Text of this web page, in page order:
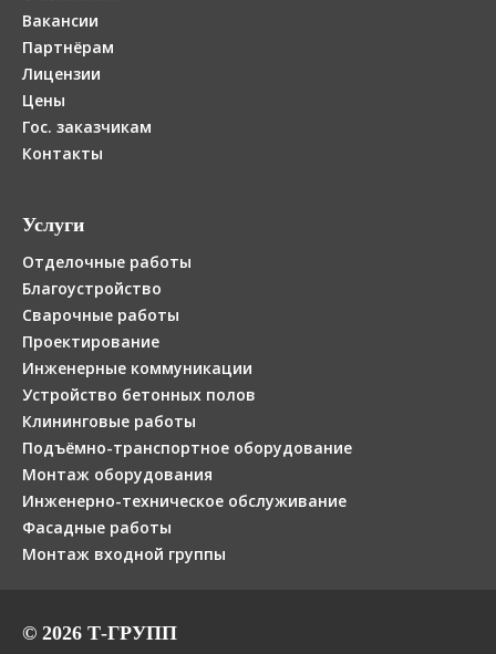
Вакансии
Партнёрам
Лицензии
Цены
Гос. заказчикам
Контакты
Услуги
Отделочные работы
Благоустройство
Сварочные работы
Проектирование
Инженерные коммуникации
Устройство бетонных полов
Клининговые работы
Подъёмно-транспортное оборудование
Монтаж оборудования
Инженерно-техническое обслуживание
Фасадные работы
Монтаж входной группы
© 2026 Т-ГРУПП